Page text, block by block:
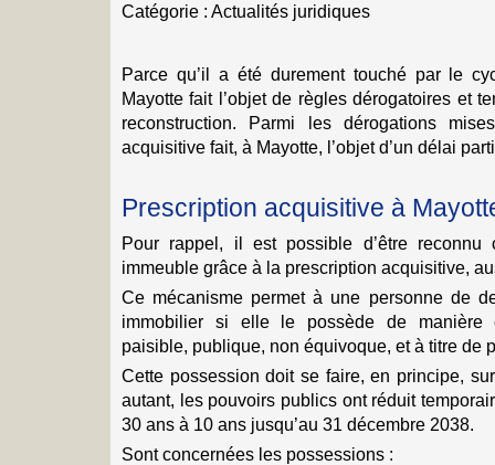
Catégorie : Actualités juridiques
Parce qu’il a été durement touché par le
Mayotte fait l’objet de règles dérogatoires et
reconstruction. Parmi les dérogations
acquisitive fait, à Mayotte, l’objet d’un délai
Prescription acquisitive à
Pour rappel, il est possible d’être reconnu
immeuble grâce à la prescription acquisitive,
Ce mécanisme permet à une personne de
immobilier si elle le possède de manière
paisible, publique, non équivoque, et à titre de
Cette possession doit se faire, en principe,
autant, les pouvoirs publics ont réduit
30 ans à 10 ans jusqu’au 31 décembre 2038.
Sont concernées les possessions :